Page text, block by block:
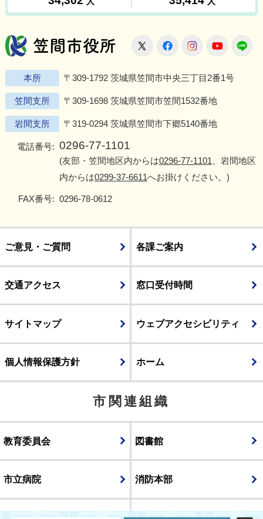
笠間市役所
X FacebookInstagram
本所 〒309-1792 茨城県笠間市中央三丁目2番1号
笠間支所 〒309-1698 茨城県笠間市笠間1532番地
岩間支所 〒319-0294 茨城県笠間市下郷5140番地
電話番号: 0296-77-1101
(友部・笠間地区内からは0296-77-1101 、岩間地区
内からは0299-37-6611へお掛けください。)
FAX番号: 0296-78-0612
ご意見・ご質問 各課ご案内
交通アクセス 窓口受付時間
サイトマップ ウェブアクセシビリティ
個人情報保護方針 ホーム
市関連組織
教育委員会 図書館
市立病院 消防本部